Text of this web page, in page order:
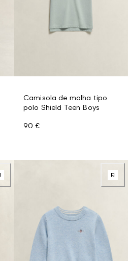
Camisola de malha tipo
polo Shield Teen Boys
90 €